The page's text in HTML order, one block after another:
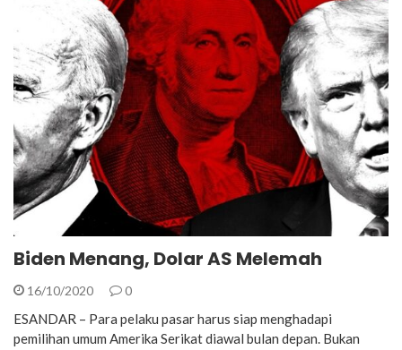
Biden Menang, Dolar AS Melemah
16/10/2020 0
ESANDAR – Para pelaku pasar harus siap menghadapi
pemilihan umum Amerika Serikat diawal bulan depan. Bukan